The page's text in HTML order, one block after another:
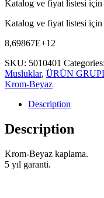
Katalog ve fiyat listesi için
Katalog ve fiyat listesi için
8,69867E+12
SKU: 5010401 Categories:
Musluklar, ÜRÜN
Krom-Beyaz
Description
Description
Krom-Beyaz kaplama.
5 yıl garanti.